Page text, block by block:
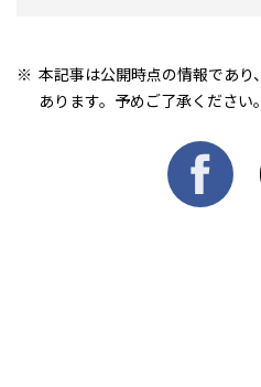
本記事は公開時点の情報であ
あります。予めご了承ください。